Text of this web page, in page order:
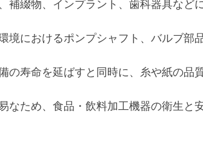
補綴物、インプラント、歯科器具など
境におけるポンプシャフト、バルブ部
寿命を延ばすと同時に、糸や紙の品
なため、食品・飲料加工機器の衛生と